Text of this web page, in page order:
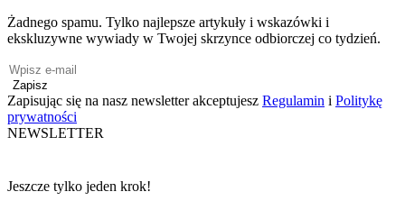
Żadnego spamu. Tylko najlepsze artykuły i wskazówki i
ekskluzywne wywiady w Twojej skrzynce odbiorczej co tydzień.
Zapisz
Zapisując się na nasz newsletter akceptujesz Regulamin i Politykę
prywatności
NEWSLETTER
Jeszcze tylko jeden krok!